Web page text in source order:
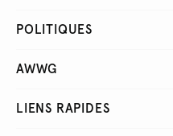
POLITIQUES
AWWG
LIENS RAPIDES